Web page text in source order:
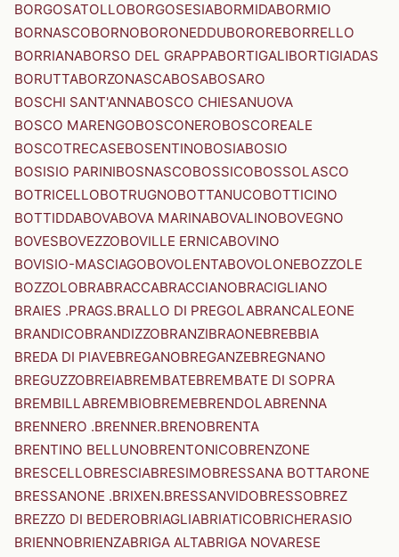
BORGOSATOLLOBORGOSESIABORMIDABORMIO
BORNASCOBORNOBORONEDDUBOROREBORRELLO
BORRIANABORSO DEL GRAPPABORTIGALIBORTIGIADAS
BORUTTABORZONASCABOSABOSARO
BOSCHI SANT'ANNABOSCO CHIESANUOVA
BOSCO MARENGOBOSCONEROBOSCOREALE
BOSCOTRECASEBOSENTINOBOSIABOSIO
BOSISIO PARINIBOSNASCOBOSSICOBOSSOLASCO
BOTRICELLOBOTRUGNOBOTTANUCOBOTTICINO
BOTTIDDABOVABOVA MARINABOVALINOBOVEGNO
BOVESBOVEZZOBOVILLE ERNICABOVINO
BOVISIO-MASCIAGOBOVOLENTABOVOLONEBOZZOLE
BOZZOLOBRABRACCABRACCIANOBRACIGLIANO
BRAIES .PRAGS.BRALLO DI PREGOLABRANCALEONE
BRANDICOBRANDIZZOBRANZIBRAONEBREBBIA
BREDA DI PIAVEBREGANOBREGANZEBREGNANO
BREGUZZOBREIABREMBATEBREMBATE DI SOPRA
BREMBILLABREMBIOBREMEBRENDOLABRENNA
BRENNERO .BRENNER.BRENOBRENTA
BRENTINO BELLUNOBRENTONICOBRENZONE
BRESCELLOBRESCIABRESIMOBRESSANA BOTTARONE
BRESSANONE .BRIXEN.BRESSANVIDOBRESSOBREZ
BREZZO DI BEDEROBRIAGLIABRIATICOBRICHERASIO
BRIENNOBRIENZABRIGA ALTABRIGA NOVARESE